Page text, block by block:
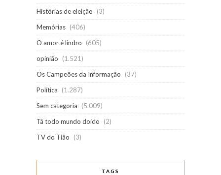
Histórias de eleição
(3)
Memórias (406)
O amor é lindro
(605)
opinião
(1.521)
Os Campeões da Informação
(37)
Política
(1.287)
Sem categoria
(5.009)
Tá todo mundo doido
(2)
TV do Tião
(3)
TAGS